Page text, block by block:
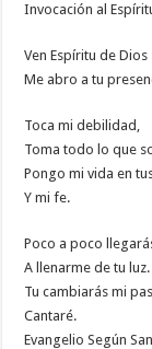
Invocación al
Ven Espíritu de
Me abro a tu
Toca mi debilidad,
Toma todo lo que
Pongo mi vida en
Y mi fe.
Poco a poco
A llenarme de tu luz.
Tu cambiarás mi
Cantaré.
Evangelio Según